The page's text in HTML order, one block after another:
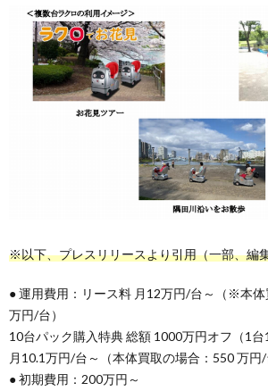
※以下、プレスリリースより引用（一部、編
● 運用費用：リース料 月12万円/台～（※本
万円/台）
10台パック購入特典 総額 1000万円オフ（1台
月10.1万円/台～（本体買取の場合：550 万円/
● 初期費用：200万円～